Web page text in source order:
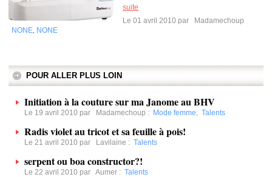
suite
Le 01 avril 2010 par
Madamechoup
NONE NONE
POUR ALLER PLUS LOIN
Initiation à la couture sur ma Janome au BHV
Le 19 avril 2010 par Madamechoup : Mode femme, Talents
Radis violet au tricot et sa feuille à pois!
Le 21 avril 2010 par Lavilaine : Talents
serpent ou boa constructor?!
Le 22 avril 2010 par Aumer : Talents